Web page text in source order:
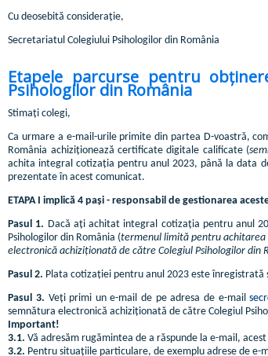
Cu deosebită considerație,
Secretariatul Colegiului Psihologilor din România
Etapele parcurse pentru
Psihologilor din România
Stimați colegi,
Ca urmare a e-mail-urile primite din partea D-voastră,
România achiziționează certificate digitale calificate (
achita integral cotizația pentru anul 2023, până la data
prezentate în acest comunicat.
ETAPA I implică 4 pași - responsabil de gestionarea
Pasul 1. Dacă ați achitat integral cotizația pentru anul
Psihologilor din România (termenul limită pentru achitarea
electronică achiziționată de către Colegiul Psihologilor din
Pasul 2. Plata cotizației pentru anul 2023 este
Pasul 3. Veți primi un e-mail de pe adresa de e-mail
semnătura electronică achiziționată de către Colegiul
Important!
3.1. Vă adresăm rugămintea de a răspunde la e-mail,
3.2. Pentru situațiile particulare, de exemplu adrese de e-